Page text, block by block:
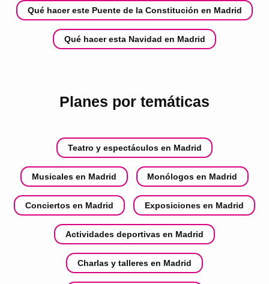
Qué hacer este Puente de la Constitución en Madrid
Qué hacer esta Navidad en Madrid
Planes por temáticas
Teatro y espectáculos en Madrid
Musicales en Madrid Monólogos en Madrid
Conciertos en Madrid Exposiciones en Madrid
Actividades deportivas en Madrid
Charlas y talleres en Madrid